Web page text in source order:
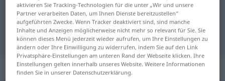
"denen"
"denen" Spanisch Übersetzung
„denen“: Dativ | Plural
aktivieren Sie Tracking-Technologien für die unter „Wir und unsere
Partner verarbeiten Daten, um Ihnen Dienste bereitzustellen“
aufgeführten Zwecke. Wenn Tracker deaktiviert sind, sind manche
Inhalte und Anzeigen möglicherweise nicht mehr so relevant für Sie. Sie
können dieses Menü jederzeit wieder aufrufen, um Ihre Einstellungen zu
ändern oder Ihre Einwilligung zu widerrufen, indem Sie auf den Link
Privatsphäre-Einstellungen am unteren Rand der Webseite klicken. Ihre
Einstellungen gelten innerhalb unseres Website. Weitere Informationen
finden Sie in unserer Datenschutzerklärung.